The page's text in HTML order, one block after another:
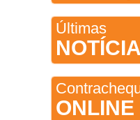
Últimas
ONLINE